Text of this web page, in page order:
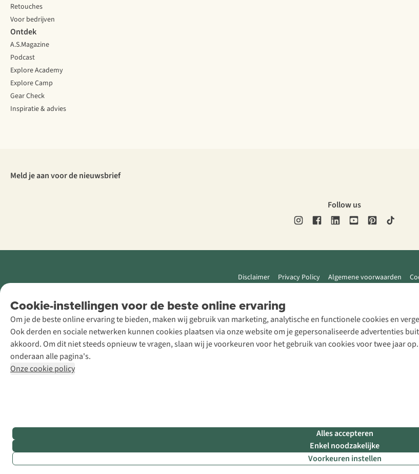
Cookie-instellingen voor de beste online ervaring
Om je de beste online ervaring te bieden, maken wij gebruik van marketing, analytische en functionele cookies en
Ook derden en sociale netwerken kunnen cookies plaatsen via onze website om je gepersonaliseerde advertenties
akkoord. Om dit niet steeds opnieuw te vragen, slaan wij je voorkeuren voor het gebruik van cookies voor twee jaar
onderaan alle pagina's.
Onze cookie policy
Alles accepteren
Enkel noodzakelijke
Voorkeuren instellen
Retouches
Voor bedrijven
Ontdek
A.S.Magazine
Podcast
Explore Academy
Explore Camp
Gear Check
Inspiratie & advies
Meld je aan voor de nieuwsbrief
Follow us
Disclaimer Privacy Policy Algemene voorwaarden
Retail Concepts
NV,
Smallandlaan
9, B-2660
Hoboken
+32 (0)3 828
30 15